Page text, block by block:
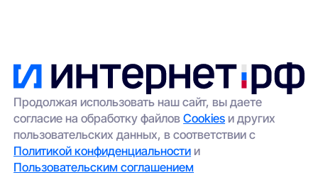
Продолжая использовать наш сайт, вы даете
согласие на обработку файловCookies и других
пользовательских данных, в соответствии с
Политикой конфиденциальности и
Пользовательским соглашением